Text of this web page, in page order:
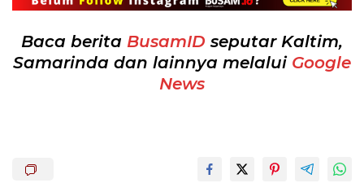
Baca berita BusamID seputar Kaltim,
Samarinda dan lainnya melalui Google
News